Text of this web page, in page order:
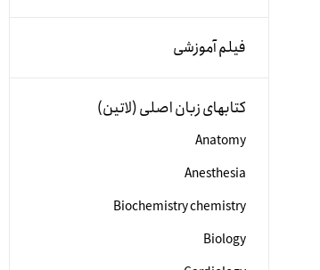
فیلم آموزشی
کتابهای زبان اصلی (لاتین)
Anatomy
Anesthesia
Biochemistry chemistry
Biology